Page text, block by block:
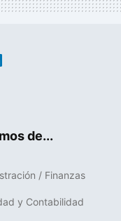
de...
/ Finanzas
y Contabilidad